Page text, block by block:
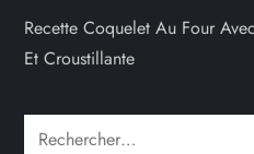
Recette Coquelet Au Four
Et Croustillante
Rechercher :